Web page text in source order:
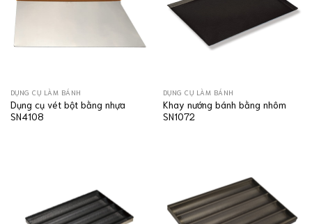
DỤNG CỤ LÀM BÁNH
Dụng cụ vét bột bằng nhựa
SN4108
DỤNG CỤ LÀM BÁNH
Khay nướng bánh bằng nhôm
SN1072